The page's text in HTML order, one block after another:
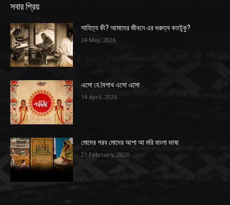
সবার প্রিয়
সাহিত্য কী? আমাদের জীবনে এর গুরুত্ব কতটুকু?
24 May, 2026
এসো হে বৈশাখ এসো এসো
14 April, 2026
মোদের গরব মোদের আশা আ মরি বাংলা ভাষা
21 February, 2026